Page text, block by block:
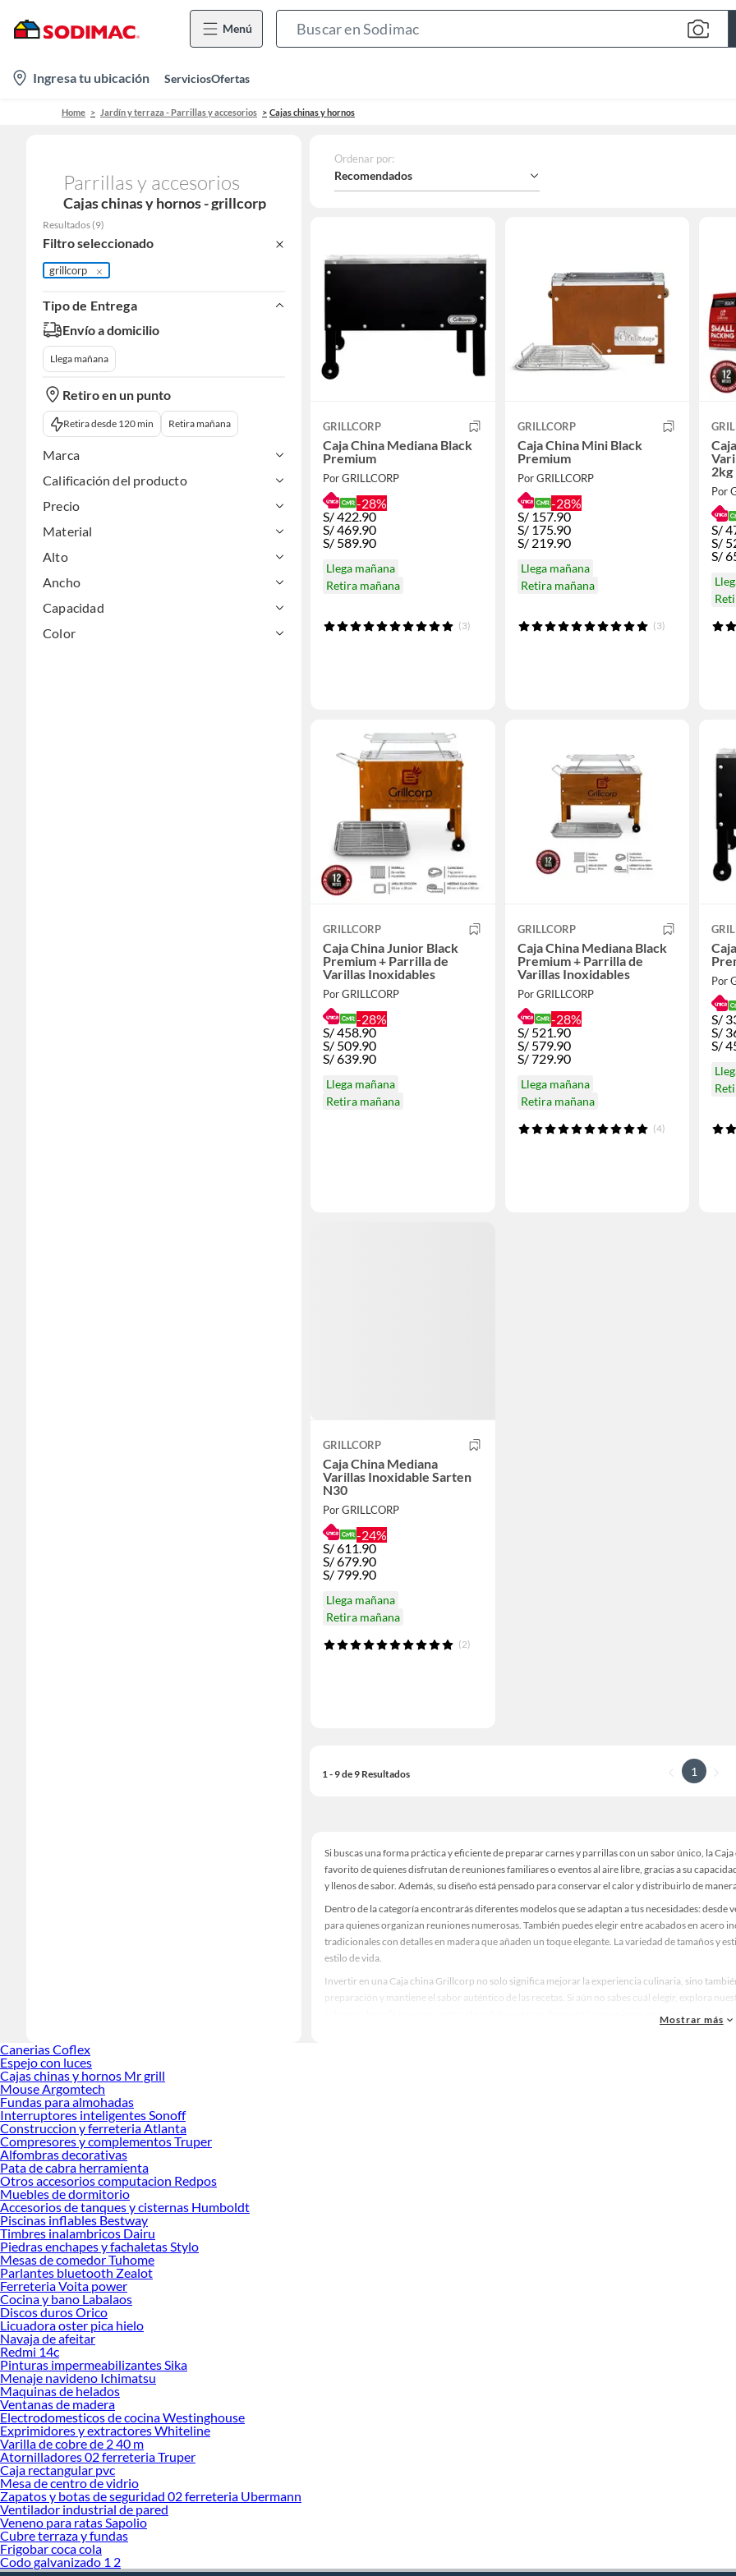
Menú
Bar
location-
icon
Ingresa tu ubicación ServiciosOfertas
Home Jardín y terraza - Parrillas y accesorios Cajas chinas y hornos
Parrillas y accesorios
Cajas chinas y hornos - grillcorp
Resultados (9)
Filtro seleccionado
grillcorp
Tipo de Entrega
Envío a domicilio
Llega mañana
Retiro en un punto
Retira desde 120 min Retira mañana
Marca
Calificación del producto
Precio
Material
Alto
Ancho
Capacidad
Color
Ordenar por:
Recomendados
GRILLCORP
Caja China Mediana Black
Premium
Por GRILLCORP
-28%
S/422.90
S/469.90
S/ 589.90
Llega mañana
Retira mañana
(3)
GRILLCORP
Caja China Mini Black
Premium
Por GRILLCORP
-28%
S/ 157.90
S/ 175.90
S/ 219.90
Llega mañana
Retira mañana
(3)
Caja
2kg
Por
S/
S/
S/
GRILLCORP
Caja China Junior Black
Premium + Parrilla de
Varillas Inoxidables
Por GRILLCORP
-28%
S/458.90
S/ 509.90
S/639.90
Llega mañana
Retira mañana
GRILLCORP
Caja China Mediana Black
Premium + Parrilla de
Varillas Inoxidables
Por GRILLCORP
-28%
S/ 521.90
S/ 579.90
S/729.90
Llega mañana
Retira mañana
(4)
Por
S/
S/
S/
GRILLCORP
Caja China Mediana
Varillas Inoxidable Sarten
N30
Por GRILLCORP
-24%
S/611.90
S/679.90
S/799.90
Llega mañana
Retira mañana
(2)
1 - 9 de 9 Resultados 1
Si buscas una forma práctica y eficiente de preparar carnes y parrillas con un sabor único, la
favorito de quienes disfrutan de reuniones familiares o eventos al aire libre, gracias a su
y llenos de sabor. Además, su diseño está pensado para conservar el calor y distribuirlo de
Dentro de la categoría encontrarás diferentes modelos que se adaptan a tus necesidades: desde
para quienes organizan reuniones numerosas. También puedes elegir entre acabados en acero
tradicionales con detalles en madera que añaden un toque elegante. La variedad de tamaños y
estilo de vida.
Invertir en una Caja china Grillcorp no solo significa mejorar la experiencia culinaria, sino
preparación y mantiene el sabor auténtico de las recetas. Si aún no sabes cuál elegir, explora
sobre sus beneficios y encuentra el modelo que transformará tus reuniones en momentos
Mostrar más
Canerias Coflex
Espejo con luces
Cajas chinas y hornos Mr grill
Mouse Argomtech
Fundas para almohadas
Interruptores inteligentes Sonoff
Construccion y ferreteria Atlanta
Compresores y complementos Truper
Alfombras decorativas
Pata de cabra herramienta
Otros accesorios computacion Redpos
Muebles de dormitorio
Accesorios de tanques y cisternas Humboldt
Piscinas inflables Bestway
Timbres inalambricos Dairu
Piedras enchapes y fachaletas Stylo
Mesas de comedor Tuhome
Parlantes bluetooth Zealot
Ferreteria Voita power
Cocina y bano Labalaos
Discos duros Orico
Licuadora oster pica hielo
Navaja de afeitar
Redmi 14c
Pinturas impermeabilizantes Sika
Menaje navideno Ichimatsu
Maquinas de helados
Ventanas de madera
Electrodomesticos de cocina Westinghouse
Exprimidores y extractores Whiteline
Varilla de cobre de 2 40 m
Atornilladores 02 ferreteria Truper
Caja rectangular pvc
Mesa de centro de vidrio
Zapatos y botas de seguridad 02 ferreteria Ubermann
Ventilador industrial de pared
Veneno para ratas Sapolio
Cubre terraza y fundas
Frigobar coca cola
Codo galvanizado 1 2